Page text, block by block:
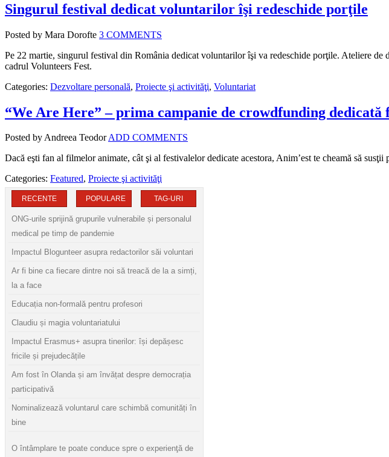
Singurul festival dedicat voluntarilor îşi redeschide porţile
Posted by Mara Dorofte 3 COMMENTS
Pe 22 martie, singurul festival din România dedicat voluntarilor îşi va redeschide porţile. Ateliere
cadrul Volunteers Fest.
Categories: Dezvoltare personală, Proiecte şi activităţi, Voluntariat
“We Are Here” – prima campanie de crowdfunding
Posted by Andreea TeodorADD COMMENTS
Dacă eşti fan al filmelor animate, cât şi al festivalelor dedicate acestora, Anim’est te cheamă să
Categories: Featured, Proiecte şi activităţi
RECENTE POPULARE TAG-URI
ONG-urile sprijină grupurile vulnerabile și personalul
medical pe timp de pandemie
Impactul Blogunteer asupra redactorilor săi voluntari
Ar fi bine ca fiecare dintre noi să treacă de la a simți,
la a face
Educația non-formală pentru profesori
Claudiu și magia voluntariatului
Impactul Erasmus+ asupra tinerilor: își depășesc
fricile și prejudecățile
Am fost în Olanda și am învățat despre democrația
participativă
Nominalizează voluntarul care schimbă comunități în
bine
O întâmplare te poate conduce spre o experienţă de